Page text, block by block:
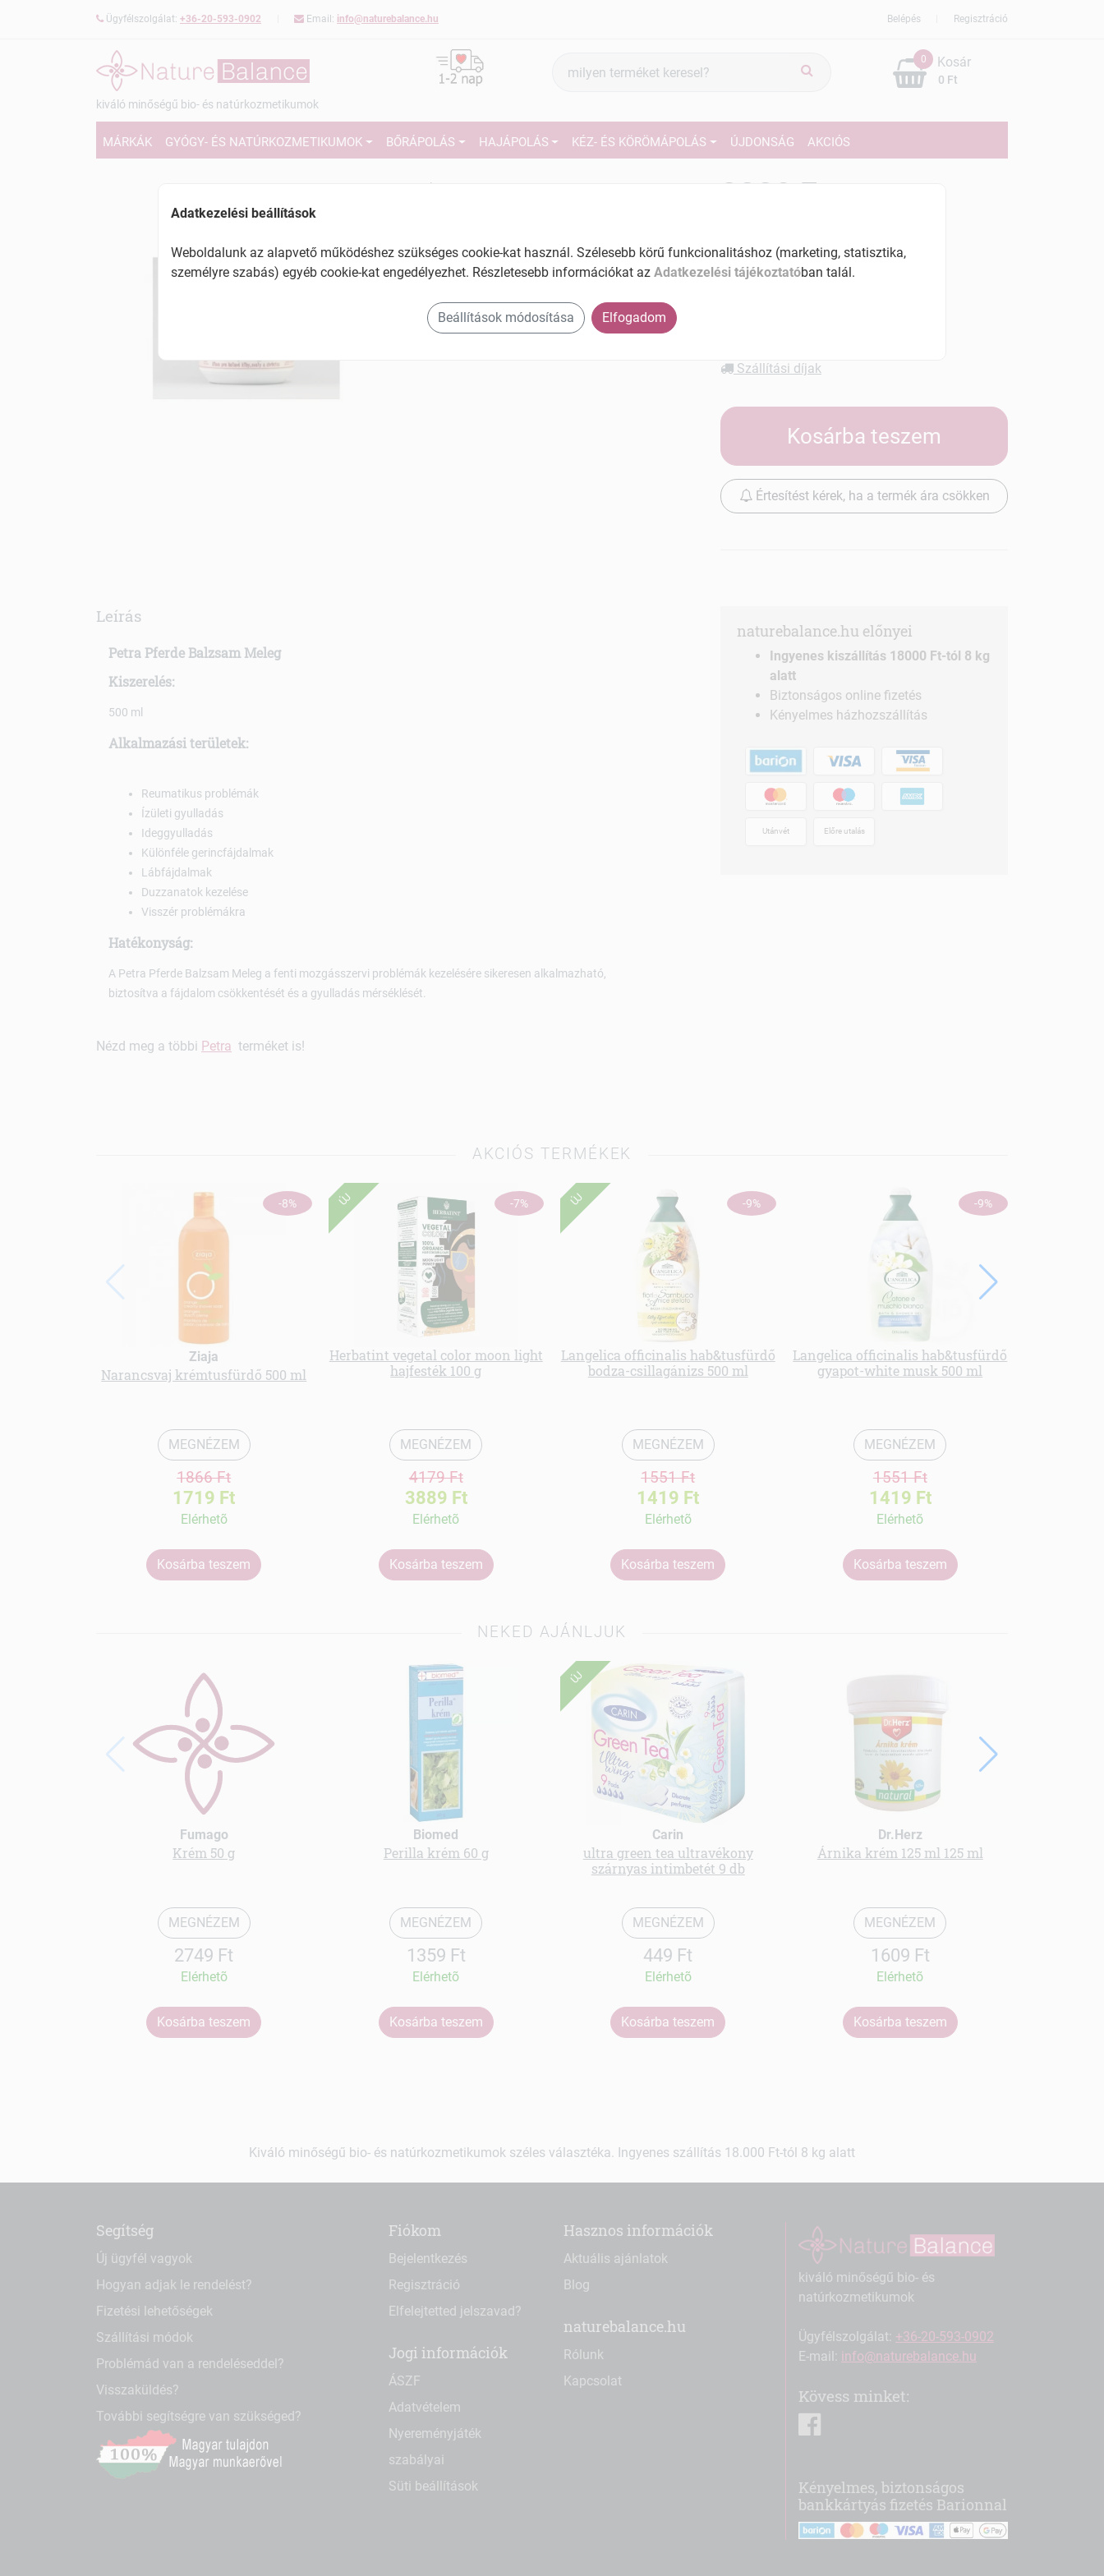
Ügyfélszolgálat: +36-20-593-0902 Email: info@naturebalance.hu Regisztráció
Belépés
kiváló minőségű bio- és natúrkozmetikumok
keresés
0
0 Ft
Kosár
MÁRKÁK GYÓGY- ÉS NATÚRKOZMETIKUMOK BŐRÁPOLÁS HAJÁPOLÁS KÉZ- ÉS KÖRÖMÁPOLÁS ÚJDONSÁG AKCIÓS
Márka:
Tartalom: 500 ml
EAN: 5997901316222
2229 Ft
Készletinformáció:
Szállítási díjak
Kosárba teszem
Értesítést kérek, ha a termék ára csökken
Leírás
Petra Pferde Balzsam Meleg
Kiszerelés:
500 ml
Alkalmazási területek:
Reumatikus problémák
Ízületi gyulladás
Ideggyulladás
Különféle gerincfájdalmak
Lábfájdalmak
Duzzanatok kezelése
Visszér problémákra
Hatékonyság:
A Petra Pferde Balzsam Meleg a fenti mozgásszervi problémák kezelésére sikeresen alkalmazható,
biztosítva a fájdalom csökkentését és a gyulladás mérséklését.
Nézd meg a többi Petra terméket is!
naturebalance.hu előnyei
Ingyenes kiszállítás 18000 Ft-tól 8 kg
alatt
Biztonságos online fizetés
Kényelmes házhozszállítás
Utánvét Előre utalás
AKCIÓS TERMÉKEK
-8%
Ziaja
Narancsvaj krémtusfürdő 500 ml
MEGNÉZEM
1866 Ft
1719 Ft
Elérhetõ
Kosárba teszem
-7%
ÚJ
Herbatint vegetal color moon light
hajfesték 100 g
MEGNÉZEM
4179 Ft
3889 Ft
Elérhetõ
Kosárba teszem
-9%
ÚJ
Langelica officinalis hab&tusfürdő
bodza-csillagánizs 500 ml
MEGNÉZEM
1551 Ft
1419 Ft
Elérhetõ
Kosárba teszem
-9%
Langelica officinalis hab&tusfürdő
gyapot-white musk 500 ml
MEGNÉZEM
1551 Ft
1419 Ft
Elérhetõ
Kosárba teszem
NEKED AJÁNLJUK
Fumago
Krém 50 g
MEGNÉZEM
2749 Ft
Elérhetõ
Kosárba teszem
Biomed
Perilla krém 60 g
MEGNÉZEM
1359 Ft
Elérhetõ
Kosárba teszem
ÚJ
Carin
ultra green tea ultravékony
szárnyas intimbetét 9 db
MEGNÉZEM
449 Ft
Elérhetõ
Kosárba teszem
Dr.Herz
Árnika krém 125 ml 125 ml
MEGNÉZEM
1609 Ft
Elérhetõ
Kosárba teszem
Kiváló minőségű bio- és natúrkozmetikumok széles választéka. Ingyenes szállítás 18.000 Ft-tól 8 kg alatt
Segítség
Új ügyfél vagyok
Hogyan adjak le rendelést?
Fizetési lehetőségek
Szállítási módok
Problémád van a rendeléseddel?
Visszaküldés?
További segítségre van szükséged?
Fiókom
Bejelentkezés
Regisztráció
Elfelejtetted jelszavad?
Jogi információk
ÁSZF
Adatvételem
Nyereményjáték
szabályai
Süti beállítások
Hasznos információk
Aktuális ajánlatok
Blog
naturebalance.hu
Rólunk
Kapcsolat
kiváló minőségű bio- és
natúrkozmetikumok
Ügyfélszolgálat: +36-20-593-0902
E-mail: info@naturebalance.hu
Kövess minket:
Kényelmes, biztonságos
bankkártyás fizetés Barionnal
Adatkezelési beállítások
Weboldalunk az alapvető működéshez szükséges cookie-kat használ. Szélesebb körű funkcionalitáshoz (marketing, statisztika,
személyre szabás) egyéb cookie-kat engedélyezhet. Részletesebb információkat az Adatkezelési tájékoztatóban talál.
Beállítások módosítása Elfogadom